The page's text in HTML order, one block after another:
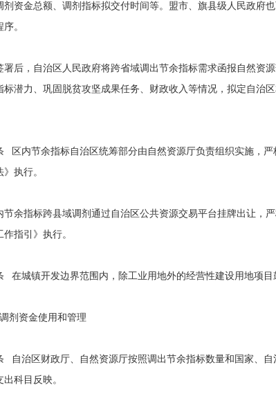
剂资金总额、调剂指标拟交付时间等。盟市、旗县级人民政府
。
署后，自治区人民政府将跨省域调出节余指标需求函报自然资
标潜力、巩固脱贫攻坚成果任务、财政收入等情况，拟定自治
区内节余指标自治区统筹部分由自然资源厅负责组织实施，
执行。
节余指标跨县域调剂通过自治区公共资源交易平台挂牌出让，
指引》执行。
在城镇开发边界范围内，除工业用地外的经营性建设用地项目
剂资金使用和管理
自治区财政厅、自然资源厅按照调出节余指标数量和国家、
科目反映。